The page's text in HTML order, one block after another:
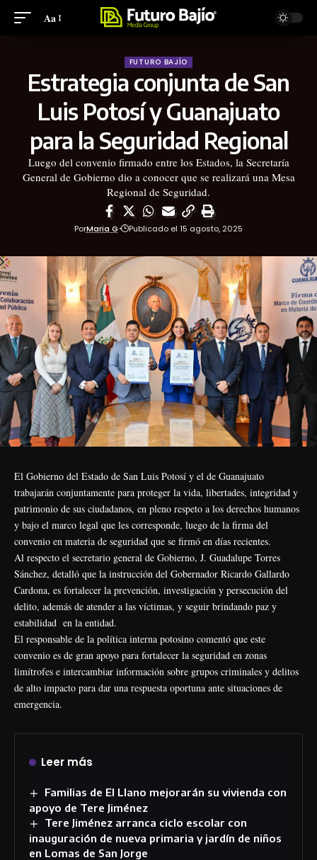
Aa
FUTURO BAJÍO
Estrategia conjunta de San
Luis Potosí y Guanajuato
para la Seguridad Regional
Luego del convenio firmado entre los Estados, la Secretaría
General de Gobierno dio a conocer que se realizará una Mesa
Regional de Seguridad.
PorMaria G Publicado el 15 agosto, 2025
El Gobierno del Estado de San Luis Potosí y el de Guanajuato
trabajarán conjuntamente para proteger la vida, libertades, integridad y
patrimonio de sus ciudadanos, en pleno respeto a los derechos humanos
y bajo el marco legal que les corresponde, luego de la firma del
convenio en materia de seguridad que se firmó en días recientes.
Al respecto el secretario general de Gobierno, J. Guadalupe Torres
Sánchez, detalló que la instrucción del Gobernador Ricardo Gallardo
Cardona, es fortalecer la prevención, investigación y persecución del
delito, además de atender a las víctimas, y seguir brindando paz y
estabilidad en la entidad.
El responsable de la política interna potosino comentó que este
convenio es de gran apoyo para fortalecer la seguridad en zonas
limítrofes e intercambiar información sobre grupos criminales y delitos
de alto impacto para dar una respuesta oportuna ante situaciones de
emergencia.
Leer más
Familias de El Llano mejorarán su vivienda con
apoyo de Tere Jiménez
Tere Jiménez arranca ciclo escolar con
inauguración de nueva primaria y jardín de niños
en Lomas de San Jorge